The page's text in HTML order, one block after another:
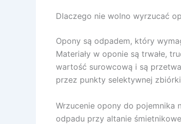
Dlaczego nie wolno wyrzucać
Opony są odpadem, który
Materiały w oponie są trwałe,
wartość surowcową i są
przez punkty selektywnej
Wrzucenie opony do pojemnika
odpadu przy altanie